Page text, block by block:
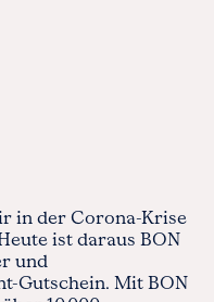
in der Corona-Krise
ist daraus BON
und
Gutschein. Mit BON